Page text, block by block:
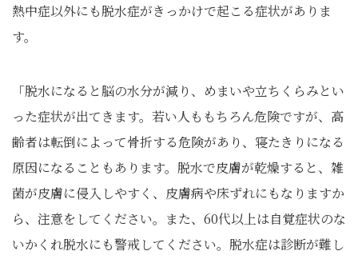
熱中症以外にも脱水症がきっかけで起こる症状がありま
す。
「脱水になると脳の水分が減り、めまいや立ちくらみとい
った症状が出てきます。若い人ももちろん危険ですが、高
齢者は転倒によって骨折する危険があり、寝たきりになる
原因になることもあります。脱水で皮膚が乾燥すると、雑
菌が皮膚に侵入しやすく、皮膚病や床ずれにもなりますか
ら、注意をしてください。また、60代以上は自覚症状のな
いかくれ脱水にも警戒してください。脱水症は診断が難し